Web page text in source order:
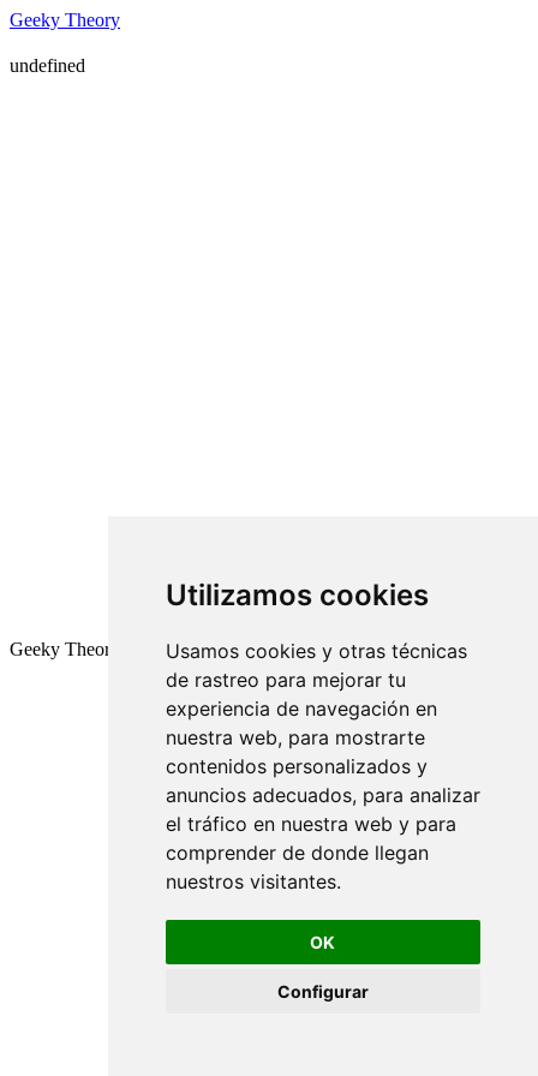
Utilizamos cookies
Usamos cookies y otras técnicas
de rastreo para mejorar tu
experiencia de navegación en
nuestra web, para mostrarte
contenidos personalizados y
anuncios adecuados, para analizar
el tráfico en nuestra web y para
comprender de donde llegan
nuestros visitantes.
OK
Configurar
Geeky Theory
undefined
Geeky Theory © 2026